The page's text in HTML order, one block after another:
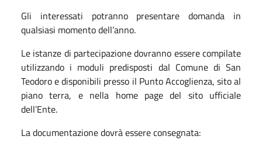
Gli interessati potranno presentare domanda in
qualsiasi momento dell’anno.
Le istanze di partecipazione dovranno essere compilate
utilizzando i moduli predisposti dal Comune di San
Teodoro e disponibili presso il Punto Accoglienza, sito al
piano terra, e nella home page del sito ufficiale
dell’Ente.
La documentazione dovrà essere consegnata: